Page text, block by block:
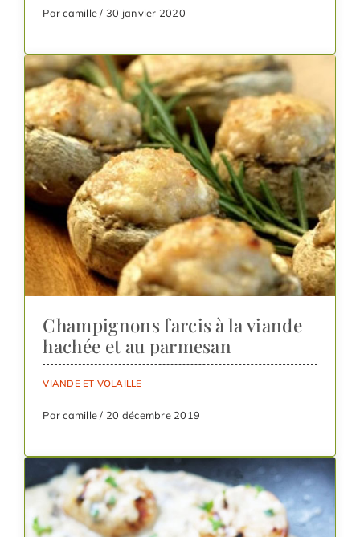
Par camille / 30 janvier 2020
Champignons farcis à la viande
hachée et au parmesan
VIANDE ET VOLAILLE
Par camille / 20 décembre 2019